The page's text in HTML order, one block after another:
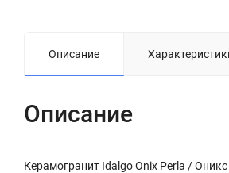
Описание
Описание
Керамогранит Idalgo Onix Perla /